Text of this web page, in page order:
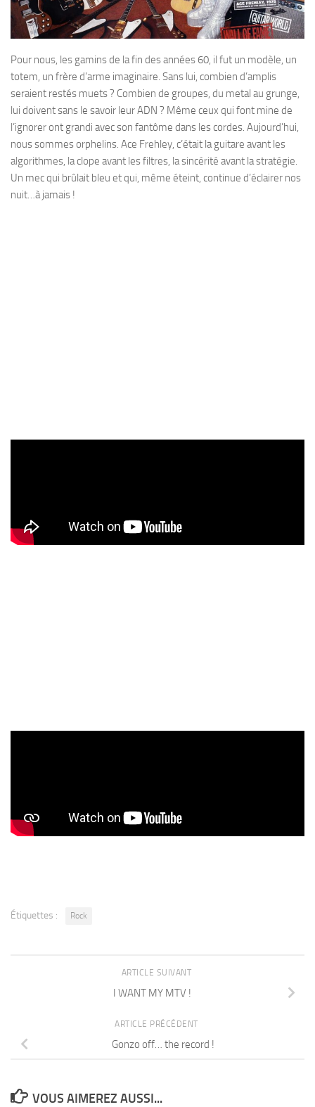
Pour nous, les gamins de la fin des années 60, il fut un modèle, un
totem, un frère d’arme imaginaire. Sans lui, combien d’amplis
seraient restés muets ? Combien de groupes, du metal au grunge,
lui doivent sans le savoir leur ADN ? Même ceux qui font mine de
l’ignorer ont grandi avec son fantôme dans les cordes. Aujourd’hui,
nous sommes orphelins. Ace Frehley, c’était la guitare avant les
algorithmes, la clope avant les filtres, la sincérité avant la stratégie.
Un mec qui brûlait bleu et qui, même éteint, continue d’éclairer nos
nuit…à jamais !
Étiquettes : Rock
ARTICLE SUIVANT
I WANT MY MTV !
ARTICLE PRÉCÉDENT
Gonzo off… the record !
VOUS AIMEREZ AUSSI...